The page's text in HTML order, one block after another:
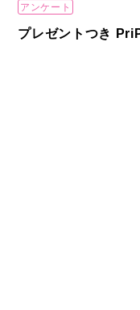
アンケート
プレゼントつき